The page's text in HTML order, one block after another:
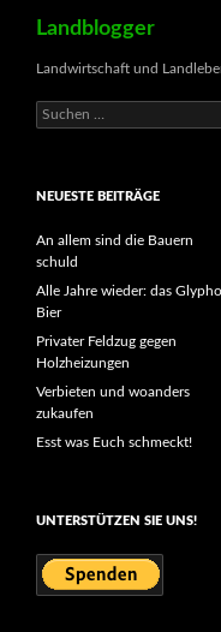
Landblogger
Landwirtschaft und
Suchen
nach:
NEUESTE BEITRÄGE
An allem sind die Bauern
schuld
Alle Jahre wieder: das
Bier
Privater Feldzug gegen
Holzheizungen
Verbieten und woanders
zukaufen
Esst was Euch schmeckt!
UNTERSTÜTZEN SIE UNS!